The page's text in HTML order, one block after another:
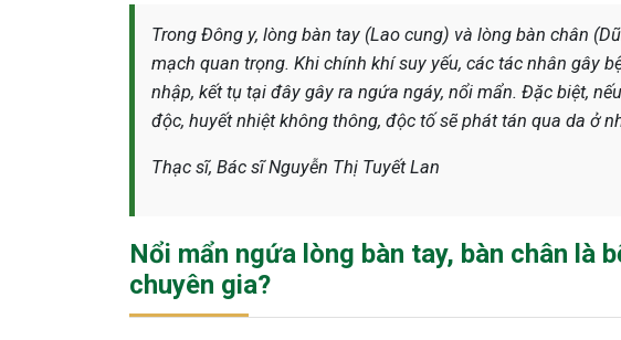
Trong Đông y, lòng bàn tay (Lao cung) và lòng bàn chân
mạch quan trọng. Khi chính khí suy yếu, các tác nhân gây
nhập, kết tụ tại đây gây ra ngứa ngáy, nổi mẩn. Đặc biệt,
độc, huyết nhiệt không thông, độc tố sẽ phát tán qua da ở
Thạc sĩ, Bác sĩ Nguyễn Thị Tuyết Lan
Nổi mẩn ngứa lòng bàn tay, bàn chân là
chuyên gia?